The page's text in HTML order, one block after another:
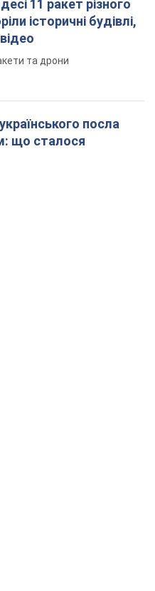
11 ракет різного
історичні будівлі,
та дрони
посла
що сталося